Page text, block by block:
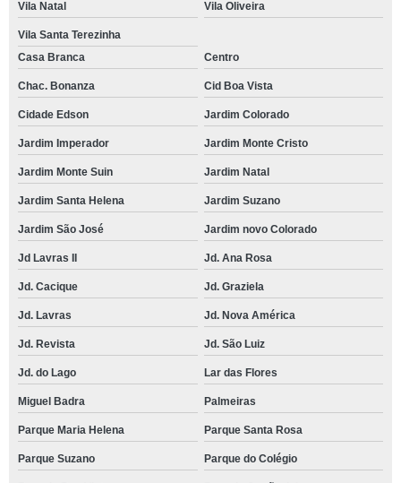
Vila Natal Vila Oliveira
Vila Santa Terezinha
Casa Branca
Centro
Chac. Bonanza Cid Boa Vista
Cidade Edson Jardim Colorado
Jardim Imperador Jardim Monte Cristo
Jardim Monte Suin Jardim Natal
Jardim Santa Helena Jardim Suzano
Jardim São José Jardim novo Colorado
Jd Lavras II Jd. Ana Rosa
Jd. Cacique Jd. Graziela
Jd. Lavras Jd. Nova América
Jd. Revista Jd. São Luiz
Jd. do Lago Lar das Flores
Miguel Badra Palmeiras
Parque Maria Helena Parque Santa Rosa
Parque Suzano Parque do Colégio